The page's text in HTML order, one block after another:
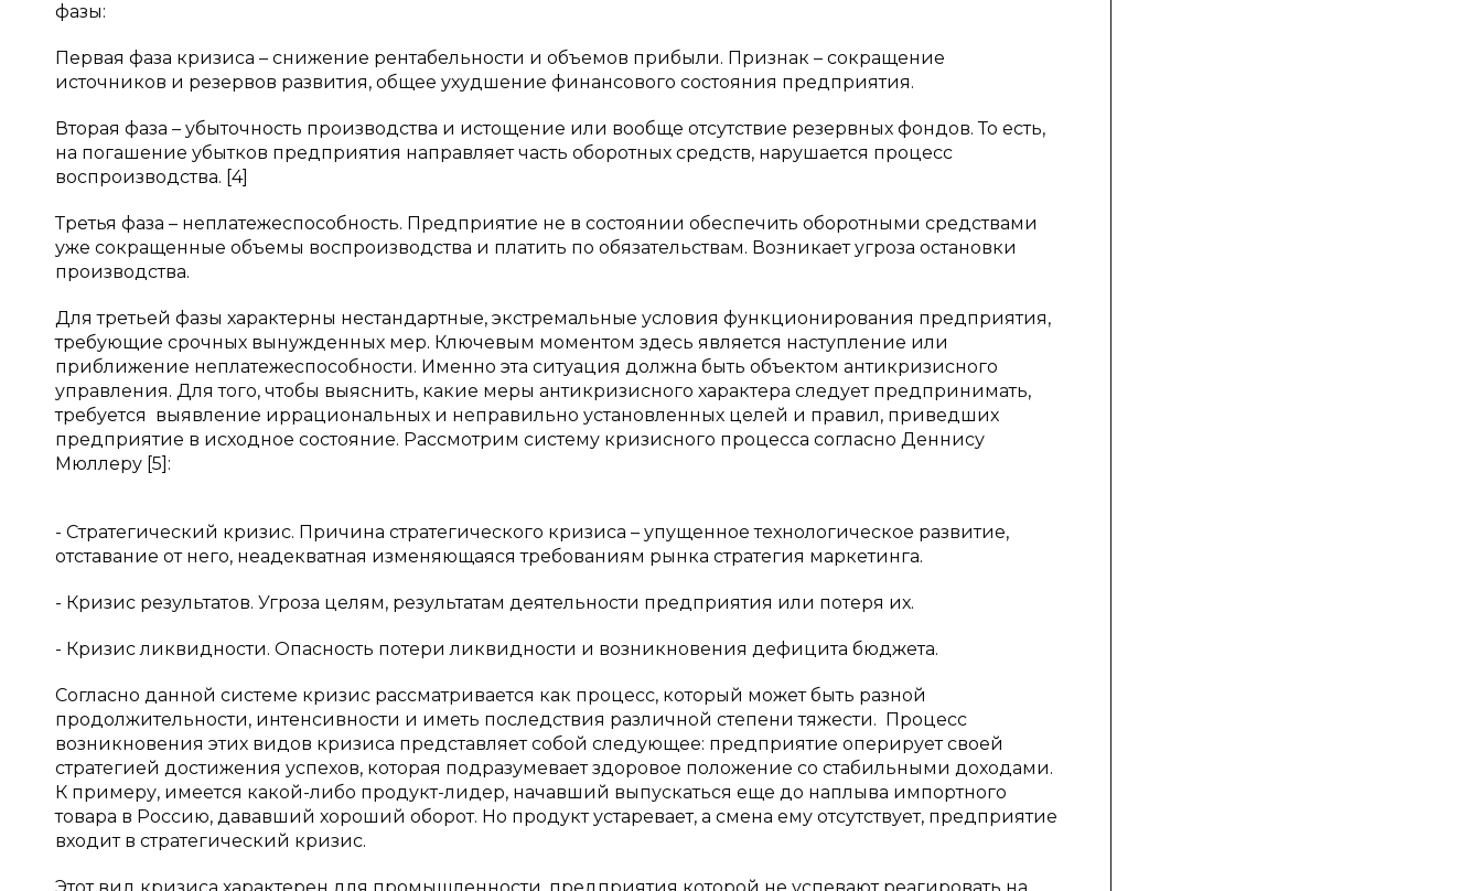
фазы:
Первая фаза кризиса – снижение рентабельности и объемов прибыли. Признак – сокращение
источников и резервов развития, общее ухудшение финансового состояния предприятия.
Вторая фаза – убыточность производства и истощение или вообще отсутствие резервных фондов. То есть,
на погашение убытков предприятия направляет часть оборотных средств, нарушается процесс
воспроизводства. [4]
Третья фаза – неплатежеспособность. Предприятие не в состоянии обеспечить оборотными средствами
уже сокращенные объемы воспроизводства и платить по обязательствам. Возникает угроза остановки
производства.
Для третьей фазы характерны нестандартные, экстремальные условия функционирования предприятия,
требующие срочных вынужденных мер. Ключевым моментом здесь является наступление или
приближение неплатежеспособности. Именно эта ситуация должна быть объектом антикризисного
управления. Для того, чтобы выяснить, какие меры антикризисного характера следует предпринимать,
требуется выявление иррациональных и неправильно установленных целей и правил, приведших
предприятие в исходное состояние. Рассмотрим систему кризисного процесса согласно Деннису
Мюллеру [5]:
- Стратегический кризис. Причина стратегического кризиса – упущенное технологическое развитие,
отставание от него, неадекватная изменяющаяся требованиям рынка стратегия маркетинга.
- Кризис результатов. Угроза целям, результатам деятельности предприятия или потеря их.
- Кризис ликвидности. Опасность потери ликвидности и возникновения дефицита бюджета.
Согласно данной системе кризис рассматривается как процесс, который может быть разной
продолжительности, интенсивности и иметь последствия различной степени тяжести. Процесс
возникновения этих видов кризиса представляет собой следующее: предприятие оперирует своей
стратегией достижения успехов, которая подразумевает здоровое положение со стабильными доходами.
К примеру, имеется какой-либо продукт-лидер, начавший выпускаться еще до наплыва импортного
товара в Россию, дававший хороший оборот. Но продукт устаревает, а смена ему отсутствует, предприятие
входит в стратегический кризис.